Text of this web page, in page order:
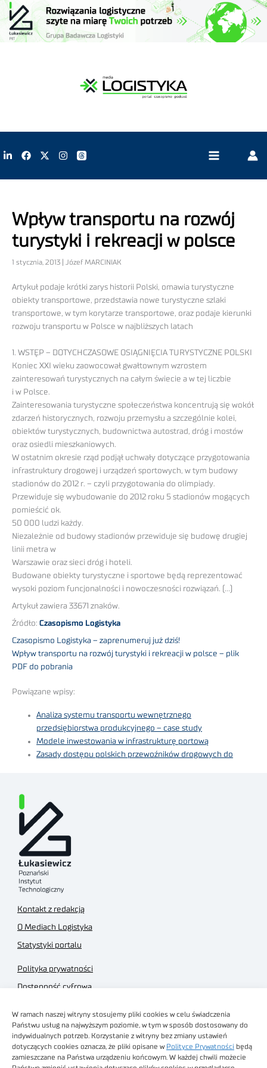
W ramach naszej witryny stosujemy pliki cookies w celu świadczenia
Państwu usług na najwyższym poziomie, w tym w sposób dostosowany do
indywidualnych potrzeb. Korzystanie z witryny bez zmiany ustawień
dotyczących cookies oznacza, że pliki opisane w Polityce Prywatności będą
zamieszczane na Państwa urządzeniu końcowym. W każdej chwili możecie
Wpływ transportu na rozwój
turystyki i rekreacji w polsce
1 stycznia, 2013 | Józef MARCINIAK
Artykuł podaje krótki zarys historii Polski, omawia turystyczne
obiekty transportowe, przedstawia nowe turystyczne szlaki
transportowe, w tym korytarze transportowe, oraz podaje kierunki
rozwoju transportu w Polsce w najbliższych latach
1. WSTĘP – DOTYCHCZASOWE OSIĄGNIĘCIA TURYSTYCZNE POLSKI
Koniec XXI wieku zaowocował gwałtownym wzrostem
zainteresowań turystycznych na całym świecie a w tej liczbie
i w Polsce.
Zainteresowania turystyczne społeczeństwa koncentrują się wokół
zdarzeń historycznych, rozwoju przemysłu a szczególnie kolei,
obiektów turystycznych, budownictwa autostrad, dróg i mostów
oraz osiedli mieszkaniowych.
W ostatnim okresie rząd podjął uchwały dotyczące przygotowania
infrastruktury drogowej i urządzeń sportowych, w tym budowy
stadionów do 2012 r. – czyli przygotowania do olimpiady.
Przewiduje się wybudowanie do 2012 roku 5 stadionów mogących
pomieścić ok.
50 000 ludzi każdy.
Niezależnie od budowy stadionów przewiduje się budowę drugiej
linii metra w
Warszawie oraz sieci dróg i hoteli.
Budowane obiekty turystyczne i sportowe będą reprezentować
wysoki poziom funcjonalności i nowoczesności rozwiązań. (…)
Artykuł zawiera 33671 znaków.
Źródło: Czasopismo Logistyka
Czasopismo Logistyka – zaprenumeruj już dziś!
Wpływ transportu na rozwój turystyki i rekreacji w polsce – plik
PDF do pobrania
Powiązane wpisy:
Analiza systemu transportu wewnętrznego
przedsiębiorstwa produkcyjnego – case study
Modele inwestowania w infrastrukturę portową
Zasady dostępu polskich przewoźników drogowych do
Kontakt z redakcją
O Mediach Logistyka
Statystyki portalu
Polityka prywatności
Dostępność cyfrowa
Regulamin sklepu